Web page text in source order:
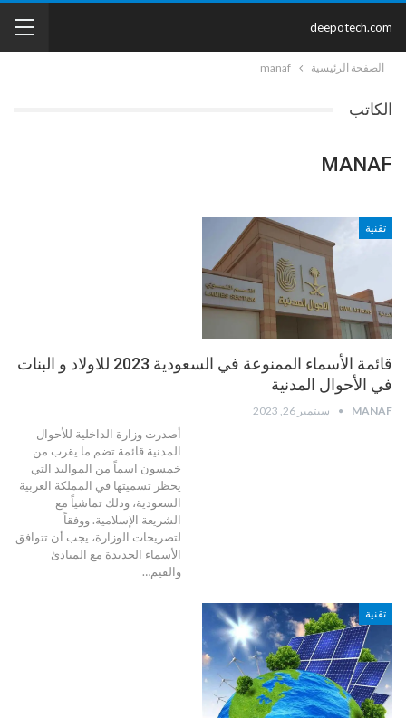
deepotech.com
الصفحة الرئيسية manaf
الكاتب
MANAF
تقنية
قائمة الأسماء الممنوعة في السعودية 2023 للاولاد و البنات
في الأحوال المدنية
MANAF سبتمبر 26, 2023
أصدرت وزارة الداخلية للأحوال
المدنية قائمة تضم ما يقرب من
خمسون اسماً من المواليد التي
يحظر تسميتها في المملكة العربية
السعودية، وذلك تماشياً مع
الشريعة الإسلامية. ووفقاً
لتصريحات الوزارة، يجب أن تتوافق
الأسماء الجديدة مع المبادئ
والقيم…
تقنية